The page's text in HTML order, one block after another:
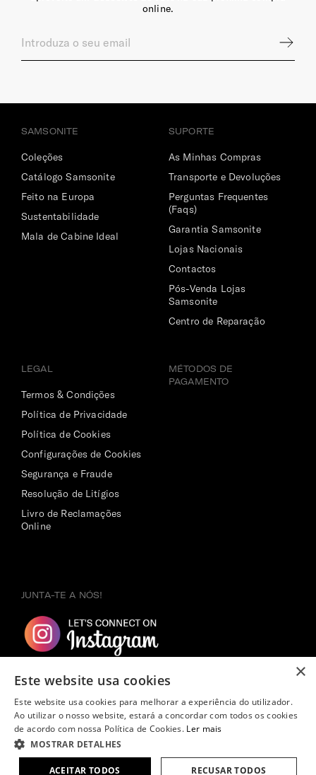
online.
SAMSONITE
Coleções
Catálogo Samsonite
Feito na Europa
Sustentabilidade
Mala de Cabine Ideal
SUPORTE
As Minhas Compras
Transporte e Devoluções
Perguntas Frequentes
(Faqs)
Garantia Samsonite
Lojas Nacionais
Contactos
Pós-Venda Lojas
Samsonite
Centro de Reparação
LEGAL
Termos & Condições
Política de Privacidade
Política de Cookies
Configurações de Cookies
Segurança e Fraude
Resolução de Litígios
Livro de Reclamações
Online
MÉTODOS DE
PAGAMENTO
JUNTA-TE A NÓS!
Copyright ©2026Samsonite. Todos os direitos reservados.
×
Este website usa cookies
Este website usa cookies para melhorar a experiência do utilizador.
Ao utilizar o nosso website, estará a concordar com todos os cookies
de acordo com nossa Política de Cookies. Ler mais
MOSTRAR DETALHES
ACEITAR TODOS RECUSAR TODOS